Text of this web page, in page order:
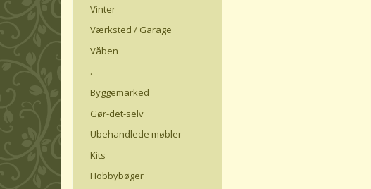
Vinter
Værksted / Garage
Våben
.
Byggemarked
Gør-det-selv
Ubehandlede møbler
Kits
Hobbybøger